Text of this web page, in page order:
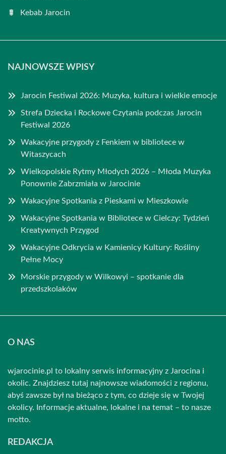
Kebab Jarocin
NAJNOWSZE WPISY
Jarocin Festiwal 2026: Muzyka, kultura i wielkie emocje
Strefa Dziecka i Rockowe Czytania podczas Jarocin
Festiwal 2026
Wakacyjne przygody z Fenkiem w bibliotece w
Witaszycach
Wielkopolskie Rytmy Młodych 2026 – Młoda Muzyka
Ponownie Zabrzmiała w Jarocinie
Wakacyjne Spotkania z Pieskami w Mieszkowie
Wakacyjne Spotkania w Bibliotece w Cielczy: Tydzień
Kreatywnych Przygod
Wakacyjne Odkrycia w Kamienicy Kultury: Rośliny
Pełne Mocy
Morskie przygody w Wilkowyi – spotkanie dla
przedszkolaków
O NAS
wjarocinie.pl to lokalny serwis informacyjny z Jarocina i
okolic. Znajdziesz tutaj najnowsze wiadomości z regionu,
abyś zawsze był na bieżąco z tym, co dzieje się w Twojej
okolicy. Informacje aktualne, lokalne i na temat – to nasze
motto.
REDAKCJA